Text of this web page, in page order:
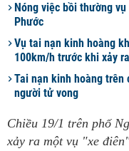
Nóng việc bồi thường
Phước
Vụ tai nạn kinh hoàng
100km/h trước khi xảy
Tai nạn kinh hoàng trên
người tử vong
Chiều 19/1 trên phố
xảy ra một vụ "xe